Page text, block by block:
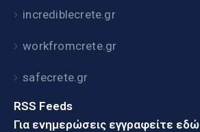
incrediblecrete.gr
workfromcrete.gr
safecrete.gr
RSS Feeds
Για ενημερώσεις εγγραφείτε εδώ